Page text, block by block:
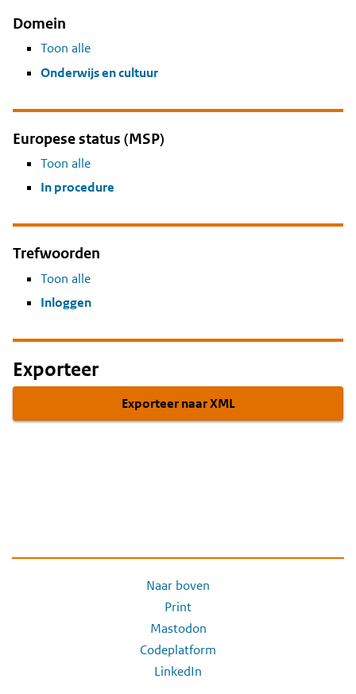
Domein
Toon alle
Onderwijs en cultuur
Europese status (MSP)
Toon alle
In procedure
Trefwoorden
Toon alle
Inloggen
Exporteer
Exporteer naar XML
Naar boven
Print
Mastodon
Codeplatform
LinkedIn